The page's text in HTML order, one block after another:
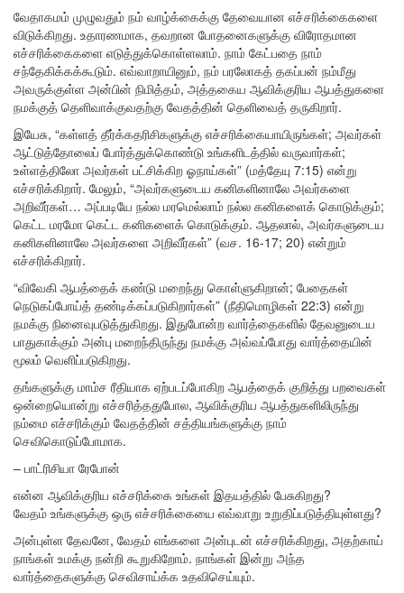
வேதாகமம் முழுவதும் நம் வாழ்க்கைக்கு தேவையான எச்சரிக்கைகளை
விடுக்கிறது. உதாரணமாக, தவறான போதனைகளுக்கு விரோதமான
எச்சரிக்கைகளை எடுத்துக்கொள்ளலாம். நாம் கேட்பதை நாம்
சந்தேகிக்கக்கூடும். எவ்வாறாயினும், நம் பரலோகத் தகப்பன் நம்மீது
அவருக்குள்ள அன்பின் நிமித்தம், அத்தகைய ஆவிக்குரிய ஆபத்துகளை
நமக்குத் தெளிவாக்குவதற்கு வேதத்தின் தெளிவைத் தருகிறார்.
இயேசு, “கள்ளத் தீர்க்கதரிசிகளுக்கு எச்சரிக்கையாயிருங்கள்; அவர்கள்
ஆட்டுத்தோலைப் போர்த்துக்கொண்டு உங்களிடத்தில் வருவார்கள்;
உள்ளத்திலோ அவர்கள் பட்சிக்கிற ஓநாய்கள்” (மத்தேயு 7:15) என்று
எச்சரிக்கிறார். மேலும், “அவர்களுடைய கனிகளினாலே அவர்களை
அறிவீர்கள்… அப்படியே நல்ல மரமெல்லாம் நல்ல கனிகளைக் கொடுக்கும்;
கெட்ட மரமோ கெட்ட கனிகளைக் கொடுக்கும். ஆதலால், அவர்களுடைய
கனிகளினாலே அவர்களை அறிவீர்கள்” (வச. 16-17; 20) என்றும்
எச்சரிக்கிறார்.
“விவேகி ஆபத்தைக் கண்டு மறைந்து கொள்ளுகிறான்; பேதைகள்
நெடுகப்போய்த் தண்டிக்கப்படுகிறார்கள்” (நீதிமொழிகள் 22:3) என்று
நமக்கு நினைவுபடுத்துகிறது. இதுபோன்ற வார்த்தைகளில் தேவனுடைய
பாதுகாக்கும் அன்பு மறைந்திருந்து நமக்கு அவ்வப்போது வார்த்தையின்
மூலம் வெளிப்படுகிறது.
தங்களுக்கு மாம்ச ரீதியாக ஏற்படப்போகிற ஆபத்தைக் குறித்து பறவைகள்
ஒன்றையொன்று எச்சரித்ததுபோல, ஆவிக்குரிய ஆபத்துகளிலிருந்து
நம்மை எச்சரிக்கும் வேதத்தின் சத்தியங்களுக்கு நாம்
செவிகொடுப்போமாக.
– பாட்ரிசியா ரேபோன்
என்ன ஆவிக்குரிய எச்சரிக்கை உங்கள் இதயத்தில் பேசுகிறது?
வேதம் உங்களுக்கு ஒரு எச்சரிக்கையை எவ்வாறு உறுதிப்படுத்தியுள்ளது?
அன்புள்ள தேவனே, வேதம் எங்களை அன்புடன் எச்சரிக்கிறது, அதற்காய்
நாங்கள் உமக்கு நன்றி கூறுகிறோம். நாங்கள் இன்று அந்த
வார்த்தைகளுக்கு செவிசாய்க்க உதவிசெய்யும்.